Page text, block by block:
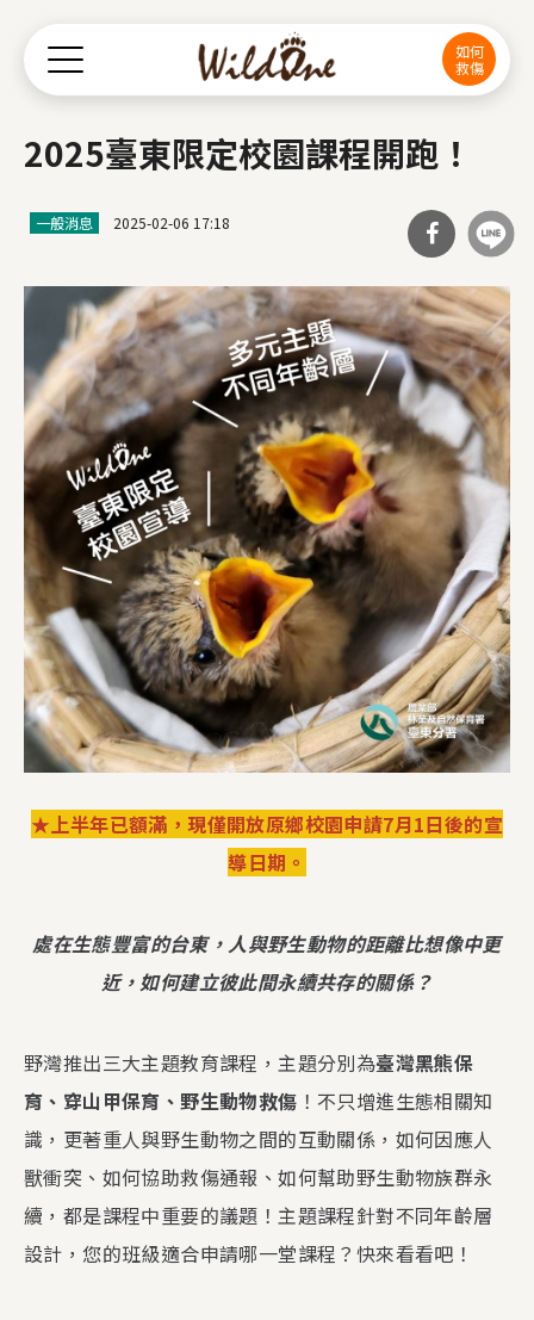
2025臺東限定校園課程開跑！
一般消息 2025-02-06 17:18
分享
到Fa
cebo
ok
★上半年已額滿，現僅開放原鄉校園申請7月1日後的宣
導日期。
處在生態豐富的台東，人與野生動物的距離比想像中更
近，如何建立彼此間永續共存的關係？
野灣推出三大主題教育課程，主題分別為臺灣黑熊保
育、穿山甲保育、野生動物救傷 ！不只增進生態相關知
識，更著重人與野生動物之間的互動關係，如何因應人
獸衝突、如何協助救傷通報、如何幫助野生動物族群永
續，都是課程中重要的議題！主題課程針對不同年齡層
設計，您的班級適合申請哪一堂課程？快來看看吧！
如何
救傷